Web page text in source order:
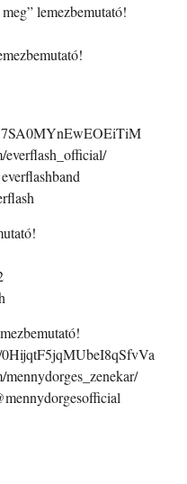
lemezbemutató!
everflash_official/